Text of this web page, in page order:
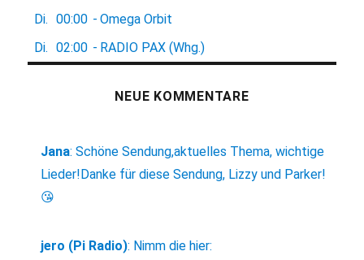
Di.
00:00 - Omega Orbit
Di.
02:00 - RADIO PAX (Whg.)
NEUE KOMMENTARE
Jana:Schöne Sendung,aktuelles Thema, wichtige
Lieder!Danke für diese Sendung, Lizzy und Parker!
😘
jero (Pi Radio): Nimm die hier: